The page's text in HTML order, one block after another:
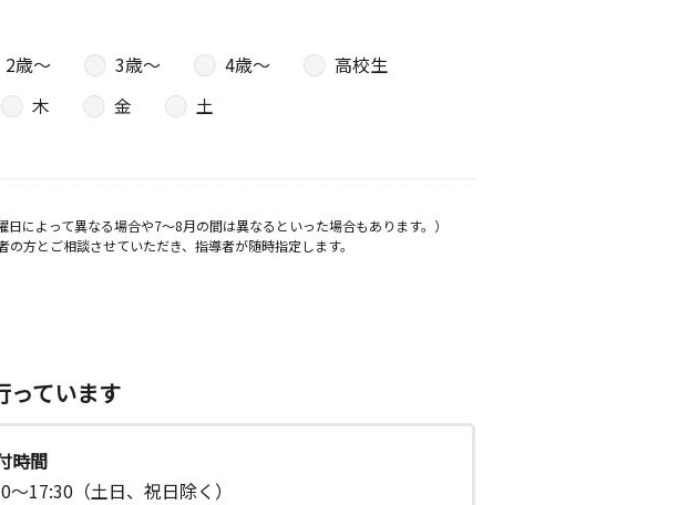
2歳〜 3歳〜 4歳〜
高校生
木 金
土
によって異なる場合や7～8月の間は異なるといった場合もあります。）
方とご相談させていただき、指導者が随時指定します。
っています
時間
～17:30（土日、祝日除く）